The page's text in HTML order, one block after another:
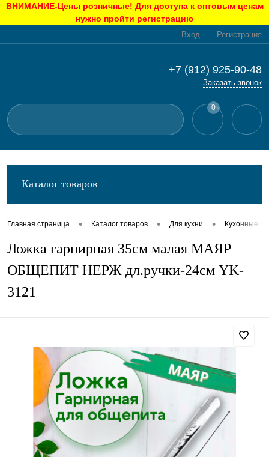
ВНИМАНИЕ-Цены розничные! Для доступа к оптовым ценам
нужно пройти регистрацию
Вход Регистрация
+7 (912) 925-90-48
Заказать звонок
0
Каталог товаров
Главная страница • Каталог товаров • Для кухни • Кухонные
Ложка гарнирная 35см малая МАЯР
ОБЩЕПИТ НЕРЖ дл.ручки-24см YK-
3121